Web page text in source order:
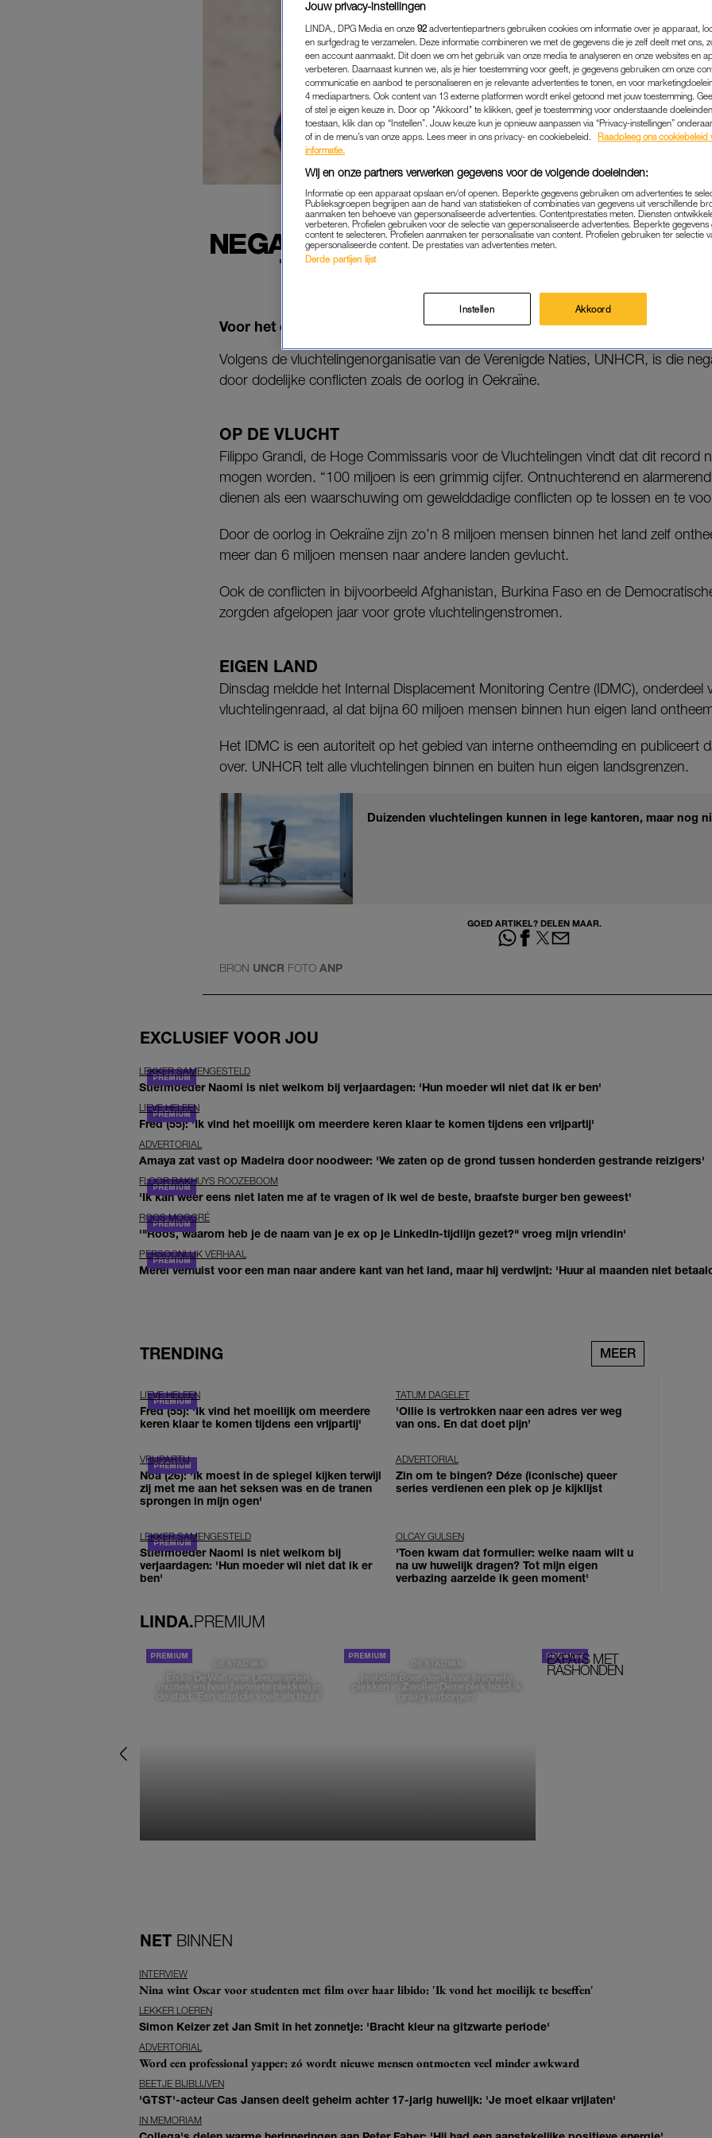
NEGATIEVE MIJLPAAL:
100 MILJOEN MENSEN OP DE
BUITENLAND| NIEUWS
Voor het eerst zijn meer dan 100 miljoen mensen wereldwijd
Volgens de vluchtelingenorganisatie van de Verenigde Naties, UNHCR, is die
door dodelijke conflicten zoals de oorlog in Oekraïne.
OP DE VLUCHT
Filippo Grandi, de Hoge Commissaris voor de Vluchtelingen vindt dat dit record
mogen worden. “100 miljoen is een grimmig cijfer. Ontnuchterend en
dienen als een waarschuwing om gewelddadige conflicten op te lossen en te
Door de oorlog in Oekraïne zijn zo’n 8 miljoen mensen binnen het land zelf
meer dan 6 miljoen mensen naar andere landen gevlucht.
Ook de conflicten in bijvoorbeeld Afghanistan, Burkina Faso en de
zorgden afgelopen jaar voor grote vluchtelingenstromen.
EIGEN LAND
Dinsdag meldde het Internal Displacement Monitoring Centre (IDMC), onderdeel
vluchtelingenraad, al dat bijna 60 miljoen mensen binnen hun eigen land
Het IDMC is een autoriteit op het gebied van interne ontheemding en publiceert
over. UNHCR telt alle vluchtelingen binnen en buiten hun eigen landsgrenzen.
Duizenden vluchtelingen kunnen in lege kantoren, maar nog
GOED ARTIKEL? DELEN MAAR.
BRON UNCR FOTO ANP
EXCLUSIEF VOOR JOU
LEKKER SAMENGESTELD
Stiefmoeder Naomi is niet welkom bij verjaardagen: 'Hun moeder wil niet dat ik er ben'
LIEVE HELEEN
Fred (55): 'Ik vind het moeilijk om meerdere keren klaar te komen tijdens een vrijpartij'
ADVERTORIAL
Amaya zat vast op Madeira door noodweer: 'We zaten op de grond tussen honderden gestrande reizigers'
FLOOR BAKHUYS ROOZEBOOM
'Ik kan weer eens niet laten me af te vragen of ik wel de beste, braafste burger ben geweest'
ROOS MOGGRÉ
'"Roos, waarom heb je de naam van je ex op je LinkedIn-tijdlijn gezet?" vroeg mijn vriendin'
PERSOONLIJK VERHAAL
Merel verhuist voor een man naar andere kant van het land, maar hij verdwijnt: 'Huur al maanden niet
TRENDING MEER
LIEVE HELEEN
Fred (55): 'Ik vind het moeilijk om meerdere
keren klaar te komen tijdens een vrijpartij'
TATUM DAGELET
'Ollie is vertrokken naar een adres ver weg
van ons. En dat doet pijn’
VRIJPARTIJ
Noa (26): 'Ik moest in de spiegel kijken terwijl
zij met me aan het seksen was en de tranen
sprongen in mijn ogen'
ADVERTORIAL
Zin om te bingen? Déze (iconische) queer
series verdienen een plek op je kijklijst
LEKKER SAMENGESTELD
Stiefmoeder Naomi is niet welkom bij
verjaardagen: 'Hun moeder wil niet dat ik er
ben'
OLCAY GULSEN
'Toen kwam dat formulier: welke naam wilt u
na uw huwelijk dragen? Tot mijn eigen
verbazing aarzelde ik geen moment'
LINDA.PREMIUM
DE STAD VAN
Elske DeWall over Leeuwarden,
muziek en haar favoriete plekken in
de stad: 'Een stad die voelt als thuis'
DE STAD VAN
Isabelle Boer deelt haar favoriete
plekken in Zwolle: 'Deze plek houd ik
graag verborgen'
EXPATS MET
RASHONDEN
NET BINNEN
INTERVIEW
Nina wint Oscar voor studenten met film over haar libido: 'Ik vond het moeilijk te beseffen'
LEKKER LOEREN
Simon Keizer zet Jan Smit in het zonnetje: 'Bracht kleur na gitzwarte periode'
ADVERTORIAL
Word een professional yapper: zó wordt nieuwe mensen ontmoeten veel minder awkward
BEETJE BIJBLIJVEN
'GTST'-acteur Cas Jansen deelt geheim achter 17-jarig huwelijk: 'Je moet elkaar vrijlaten'
IN MEMORIAM
Jouw privacy-instellingen
LINDA., DPG Media en onze 92 advertentiepartners gebruiken cookies om informatie over je apparaat,
en surfgedrag te verzamelen. Deze informatie combineren we met de gegevens die je zelf deelt met ons,
een account aanmaakt. Dit doen we om het gebruik van onze media te analyseren en onze websites en
verbeteren. Daarnaast kunnen we, als je hier toestemming voor geeft, je gegevens gebruiken om onze
communicatie en aanbod te personaliseren en je relevante advertenties te tonen, en voor
4 mediapartners. Ook content van 13 externe platformen wordt enkel getoond met jouw toestemming.
of stel je eigen keuze in. Door op "Akkoord" te klikken, geef je toestemming voor onderstaande
toestaan, klik dan op “Instellen”. Jouw keuze kun je opnieuw aanpassen via “Privacy-instellingen”
of in de menu’s van onze apps. Lees meer in ons privacy- en cookiebeleid.
Raadpleeg ons cookiebeleid
informatie.
Wij en onze partners verwerken gegevens voor de volgende doeleinden:
Informatie op een apparaat opslaan en/of openen. Beperkte gegevens gebruiken om advertenties te
Publieksgroepen begrijpen aan de hand van statistieken of combinaties van gegevens uit verschillende
aanmaken ten behoeve van gepersonaliseerde advertenties. Contentprestaties meten. Diensten
verbeteren. Profielen gebruiken voor de selectie van gepersonaliseerde advertenties. Beperkte
content te selecteren. Profielen aanmaken ter personalisatie van content. Profielen gebruiken ter selectie
gepersonaliseerde content. De prestaties van advertenties meten.
Derde partijen lijst
Instellen Akkoord